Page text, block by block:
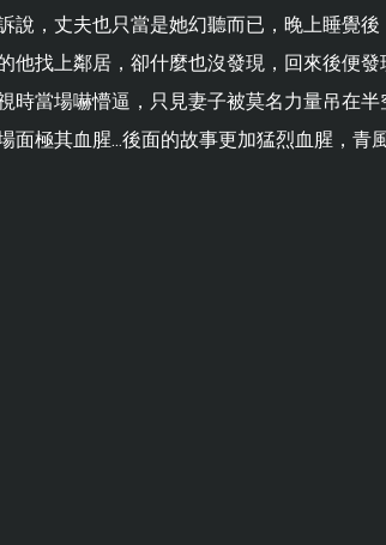
說，丈夫也只當是她幻聽而已，晚上睡覺
他找上鄰居，卻什麼也沒發現，回來後便
時當場嚇懵逼，只見妻子被莫名力量吊在
面極其血腥...後面的故事更加猛烈血腥，青